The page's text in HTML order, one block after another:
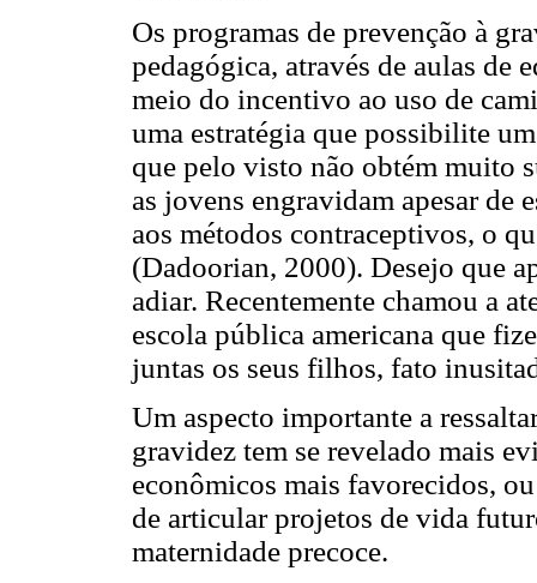
Os programas de prevenção à
pedagógica, através de aulas de
meio do incentivo ao uso de
uma estratégia que possibilite
que pelo visto não obtém muito
as jovens engravidam apesar de
aos métodos contraceptivos, o
(Dadoorian, 2000). Desejo que
adiar. Recentemente chamou a
escola pública americana que
juntas os seus filhos, fato
Um aspecto importante a
gravidez tem se revelado mais
econômicos mais favorecidos,
de articular projetos de vida
maternidade precoce.